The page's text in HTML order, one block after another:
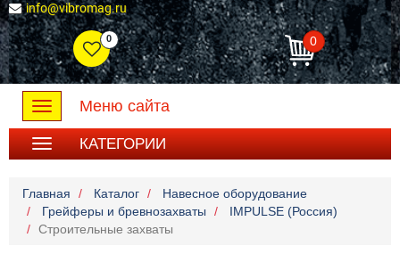
info@vibromag.ru
0 0
Toggle
navigation
Меню сайта
КАТЕГОРИИ
Главная Каталог
Навесное оборудование
Грейферы и бревнозахваты
IMPULSE (Россия)
Строительные захваты